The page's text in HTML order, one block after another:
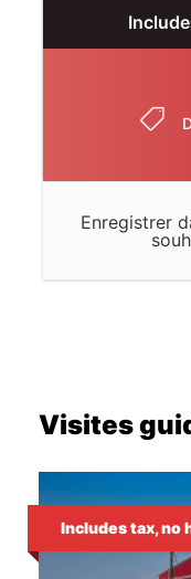
Enregistrer
preniez un
vous pouvez
Alors que la
naviguons
A noter
Visites
Includes tax, no